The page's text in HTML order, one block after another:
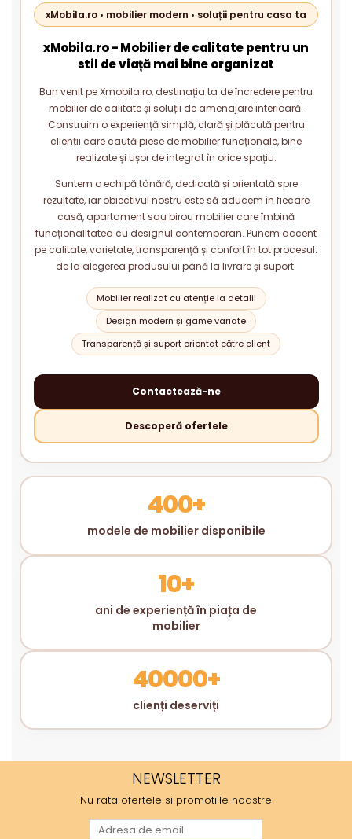
xMobila.ro • mobilier modern • soluții pentru casa ta
xMobila.ro - Mobilier de calitate pentru un
stil de viață mai bine organizat
Bun venit pe Xmobila.ro, destinația ta de încredere pentru
mobilier de calitate și soluții de amenajare interioară.
Construim o experiență simplă, clară și plăcută pentru
clienții care caută piese de mobilier funcționale, bine
realizate și ușor de integrat în orice spațiu.
Suntem o echipă tânără, dedicată și orientată spre
rezultate, iar obiectivul nostru este să aducem în fiecare
casă, apartament sau birou mobilier care îmbină
funcționalitatea cu designul contemporan. Punem accent
pe calitate, varietate, transparență și confort în tot procesul:
de la alegerea produsului până la livrare și suport.
Mobilier realizat cu atenție la detalii
Design modern și game variate
Transparență și suport orientat către client
Contactează-ne
Descoperă ofertele
400+
modele de mobilier disponibile
10+
ani de experiență în piața de
mobilier
40000+
clienți deserviți
NEWSLETTER
Nu rata ofertele si promotiile noastre